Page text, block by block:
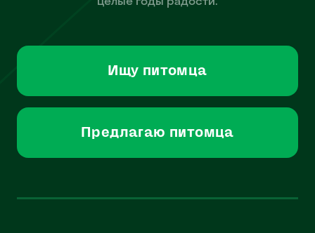
Ищу питомца
Предлагаю питомца